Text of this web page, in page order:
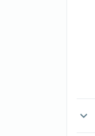
expand_more